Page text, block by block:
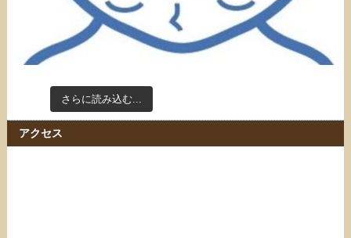
さらに読み込む...
アクセス